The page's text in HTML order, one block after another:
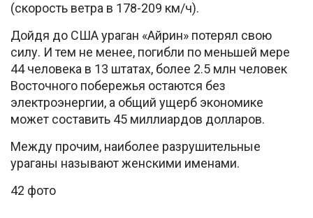
(скорость ветра в 178-209 км/ч).
Дойдя до США ураган «Айрин» потерял свою
силу. И тем не менее, погибли по меньшей мере
44 человека в 13 штатах, более 2.5 млн человек
Восточного побережья остаются без
электроэнергии, а общий ущерб экономике
может составить 45 миллиардов долларов.
Между прочим, наиболее разрушительные
ураганы называют женскими именами.
42 фото